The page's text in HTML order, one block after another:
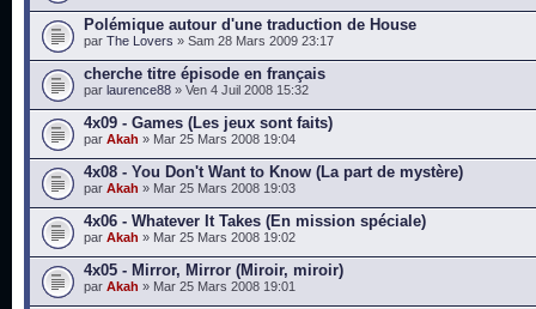
Polémique autour d'une traduction de House
par The Lovers » Sam 28 Mars 2009 23:17
cherche titre épisode en français
par laurence88 » Ven 4 Juil 2008 15:32
4x09 - Games (Les jeux sont faits)
par Akah » Mar 25 Mars 2008 19:04
4x08 - You Don't Want to Know (La part de mystère)
par Akah » Mar 25 Mars 2008 19:03
4x06 - Whatever It Takes (En mission spéciale)
par Akah » Mar 25 Mars 2008 19:02
4x05 - Mirror, Mirror (Miroir, miroir)
par Akah » Mar 25 Mars 2008 19:01